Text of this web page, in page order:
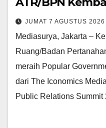
JUMAT 7 AGUSTUS 2026
Mediasurya, Jakarta –
Ruang/Badan
meraih Popular
dari The Iconomics
Public Relations